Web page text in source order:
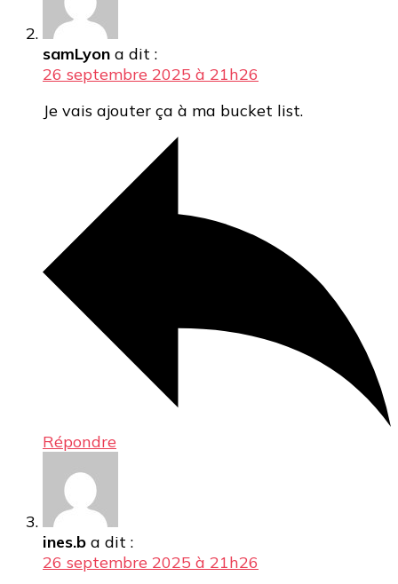
samLyon a dit :
26 septembre 2025 à 21h26
Je vais ajouter ça à ma bucket list.
Répondre
ines.b a dit :
26 septembre 2025 à 21h26